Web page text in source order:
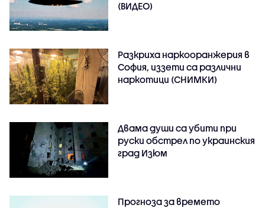
(ВИДЕО)
Разкриха наркооранжерия в
София, иззети са различни
наркотици (СНИМКИ)
Двама души са убити при
руски обстрeл по украинския
град Изюм
Прогноза за времето